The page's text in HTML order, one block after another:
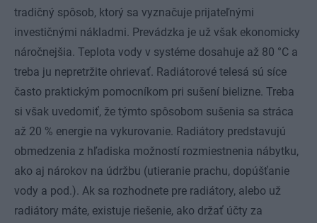
tradičný spôsob, ktorý sa vyznačuje prijateľnými
investičnými nákladmi. Prevádzka je už však ekonomicky
náročnejšia. Teplota vody v systéme dosahuje až 80 °C a
treba ju nepretržite ohrievať. Radiátorové telesá sú síce
často praktickým pomocníkom pri sušení bielizne. Treba
si však uvedomiť, že týmto spôsobom sušenia sa stráca
až 20 % energie na vykurovanie. Radiátory predstavujú
obmedzenia z hľadiska možností rozmiestnenia nábytku,
ako aj nárokov na údržbu (utieranie prachu, dopúšťanie
vody a pod.). Ak sa rozhodnete pre radiátory, alebo už
radiátory máte, existuje riešenie, ako držať účty za